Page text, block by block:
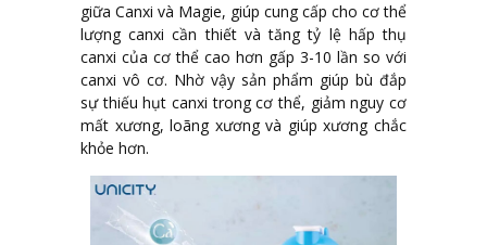
giữa Canxi và Magie, giúp cung cấp cho cơ thể
lượng canxi cần thiết và tăng tỷ lệ hấp thụ
canxi của cơ thể cao hơn gấp 3-10 lần so với
canxi vô cơ. Nhờ vậy sản phẩm giúp bù đắp
sự thiếu hụt canxi trong cơ thể, giảm nguy cơ
mất xương, loãng xương và giúp xương chắc
khỏe hơn.